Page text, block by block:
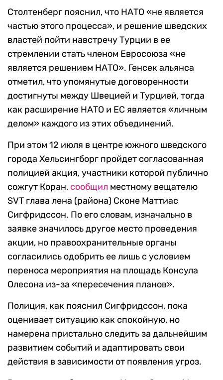
Столтенберг пояснил, что НАТО «не является
частью этого процесса», и решение шведских
властей пойти навстречу Турции в ее
стремлении стать членом Евросоюза «не
является решением НАТО». Генсек альянса
отметил, что упомянутые договоренности
достигнуты между Швецией и Турцией, тогда
как расширение НАТО и ЕС является «личным
делом» каждого из этих объединений.
При этом 12 июля в центре южного шведского
города Хельсингборг пройдет согласованная
полицией акция, участники которой публично
сожгут Коран, сообщил местному вещателю
SVT глава лена (района) Сконе Маттиас
Сигфридссон. По его словам, изначально в
заявке значилось другое место проведения
акции, но правоохранительные органы
согласились одобрить ее лишь с условием
переноса мероприятия на площадь Консула
Олесона из-за «пересечения планов».
Полиция, как пояснил Сигфридссон, пока
оценивает ситуацию как спокойную, но
намерена пристально следить за дальнейшим
развитием событий и адаптировать свои
действия в зависимости от появления угроз.